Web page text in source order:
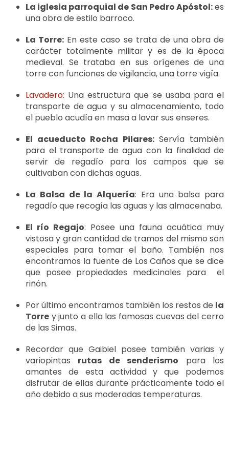
La iglesia parroquial de San Pedro Apóstol:es
una obra de estilo barroco.
La Torre: En este caso se trata de una obra de
carácter totalmente militar y es de la época
medieval. Se trataba en sus orígenes de una
torre con funciones de vigilancia, una torre vigía.
Lavadero: Una estructura que se usaba para el
transporte de agua y su almacenamiento, todo
el pueblo acudía en masa a lavar sus enseres.
El acueducto Rocha Pilares:Servía también
para el transporte de agua con la finalidad de
servir de regadío para los campos que se
cultivaban con dichas aguas.
La Balsa de la Alquería: Era una balsa para
regadío que recogía las aguas y las almacenaba.
El río Regajo: Posee una fauna acuática muy
vistosa y gran cantidad de tramos del mismo son
especiales para tomar el baño. También nos
encontramos la fuente de Los Caños que se dice
que posee propiedades medicinales para el
riñón.
Por último encontramos también los restos de la
Torre y junto a ella las famosas cuevas del cerro
de las Simas.
Recordar que Gaibiel posee también varias y
variopintas rutas de senderismo para los
amantes de esta actividad y que podemos
disfrutar de ellas durante prácticamente todo el
año debido a sus moderadas temperaturas.